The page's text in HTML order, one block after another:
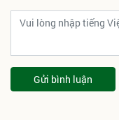
Gửi bình luận